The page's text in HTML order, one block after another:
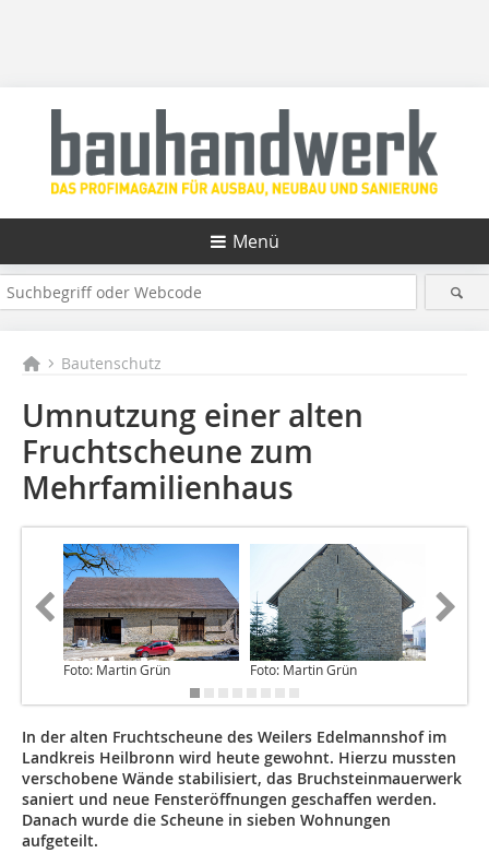
Menü
Bautenschutz
Umnutzung einer alten
Fruchtscheune zum
Mehrfamilienhaus
Foto: Martin Grün Foto: Martin Grün
In der alten Fruchtscheune des Weilers Edelmannshof im
Landkreis Heilbronn wird heute gewohnt. Hierzu mussten
verschobene Wände stabilisiert, das Bruchsteinmauerwerk
saniert und neue Fensteröffnungen geschaffen werden.
Danach wurde die Scheune in sieben Wohnungen
aufgeteilt.